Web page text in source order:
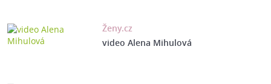
Ženy.cz
video Alena Mihulová